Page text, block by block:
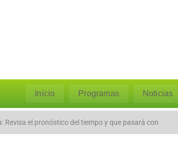
Inicio Programas Noticias
Revisa el pronóstico del tiempo y que pasará con